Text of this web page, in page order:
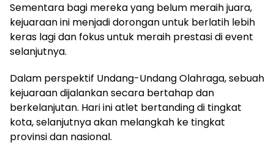
Sementara bagi mereka yang belum meraih juara,
kejuaraan ini menjadi dorongan untuk berlatih lebih
keras lagi dan fokus untuk meraih prestasi di event
selanjutnya.
Dalam perspektif Undang-Undang Olahraga, sebuah
kejuaraan dijalankan secara bertahap dan
berkelanjutan. Hari ini atlet bertanding di tingkat
kota, selanjutnya akan melangkah ke tingkat
provinsi dan nasional.